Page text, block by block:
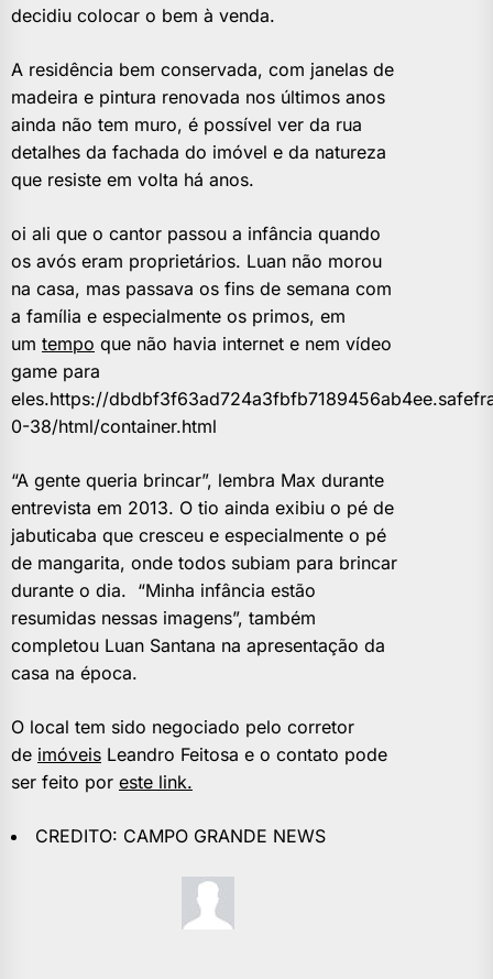
decidiu colocar o bem à venda.
A residência bem conservada, com janelas de
madeira e pintura renovada nos últimos anos
ainda não tem muro, é possível ver da rua
detalhes da fachada do imóvel e da natureza
que resiste em volta há anos.
oi ali que o cantor passou a infância quando
os avós eram proprietários. Luan não morou
na casa, mas passava os fins de semana com
a família e especialmente os primos, em
um tempo que não havia internet e nem vídeo
game para
eles.https://
0-38/html/container.html
“A gente queria brincar”, lembra Max durante
entrevista em 2013. O tio ainda exibiu o pé de
jabuticaba que cresceu e especialmente o pé
de mangarita, onde todos subiam para brincar
durante o dia. “Minha infância estão
resumidas nessas imagens”, também
completou Luan Santana na apresentação da
casa na época.
O local tem sido negociado pelo corretor
de imóveis Leandro Feitosa e o contato pode
ser feito por este link.
CREDITO: CAMPO GRANDE NEWS